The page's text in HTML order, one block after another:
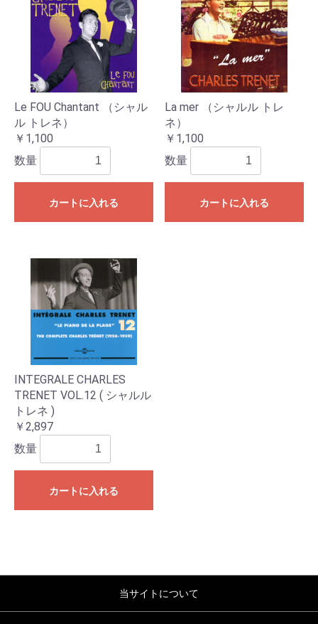
Le FOU Chantant （シャル
ル トレネ）
￥1,100
数量
カートに入れる
La mer （シャルル トレ
ネ）
￥1,100
数量
カートに入れる
INTEGRALE CHARLES
TRENET VOL.12 ( シャルル
トレネ )
￥2,897
数量
カートに入れる
当サイトについて